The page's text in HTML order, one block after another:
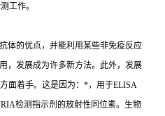
工作。
体的优点，并能利用某些非免疫反应
，发展成为许多新方法。此外，发展
面着手。这是因为： *，用于ELISA
RIA检测指示剂的放射性同位素。生物